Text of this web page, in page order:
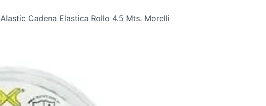
Alastic Cadena Elastica Rollo 4.5 Mts. Morelli